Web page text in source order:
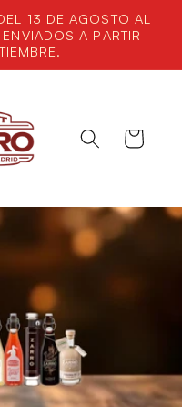
13 DE AGOSTO AL
A PARTIR
Carrito